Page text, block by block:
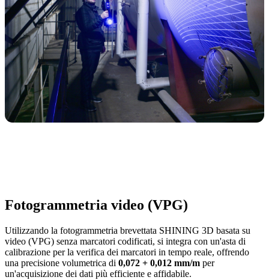
Fotogrammetria video (VPG)
Utilizzando la fotogrammetria brevettata SHINING 3D basata su
video (VPG) senza marcatori codificati, si integra con un'asta di
calibrazione per la verifica dei marcatori in tempo reale, offrendo
una precisione volumetrica di 0,072 + 0,012 mm/m per
un'acquisizione dei dati più efficiente e affidabile.